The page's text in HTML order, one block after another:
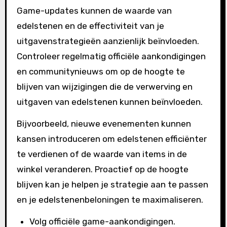
Game-updates kunnen de waarde van
edelstenen en de effectiviteit van je
uitgavenstrategieën aanzienlijk beïnvloeden.
Controleer regelmatig officiële aankondigingen
en communitynieuws om op de hoogte te
blijven van wijzigingen die de verwerving en
uitgaven van edelstenen kunnen beïnvloeden.
Bijvoorbeeld, nieuwe evenementen kunnen
kansen introduceren om edelstenen efficiënter
te verdienen of de waarde van items in de
winkel veranderen. Proactief op de hoogte
blijven kan je helpen je strategie aan te passen
en je edelstenenbeloningen te maximaliseren.
Volg officiële game-aankondigingen.